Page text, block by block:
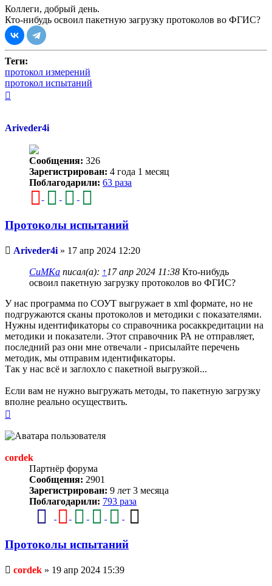
Коллеги, добрый день.
Кто-нибудь освоил пакетную загрузку протоколов во ФГИС?
Теги:
протокол измерений
протокол испытаний
Ariveder4i
Сообщения: 326
Зарегистрирован: 4 года 1 месяц
Поблагодарили: 63 раза
Протоколы испытаний
Непрочитанное
Ariveder4i » 17 апр 2024 12:20
СиМКа писал(а): ↑ 17 апр 2024 11:38 Кто-нибудь
освоил пакетную загрузку протоколов во ФГИС?
У нас программа по СОУТ выгружает в xml формате, но не
подгружаются сканы протоколов и методики с показателями.
Нужны идентификаторы со справочника росаккредитации на
методики и показатели. Этот справочник РА не отправляет,
последний раз они мне отвечали - присылайте перечень
методик, мы отправим идентификаторы.
Так у нас всё и заглохло с пакетной выгрузкой...
Если вам не нужно выгружать методы, то пакетную загрузку
вполне реально осуществить.
началу
cordek
Партнёр форума
Сообщения: 2901
Зарегистрирован: 9 лет 3 месяца
Поблагодарили: 793 раза
Протоколы испытаний
Непрочитанное
cordek » 19 апр 2024 15:39